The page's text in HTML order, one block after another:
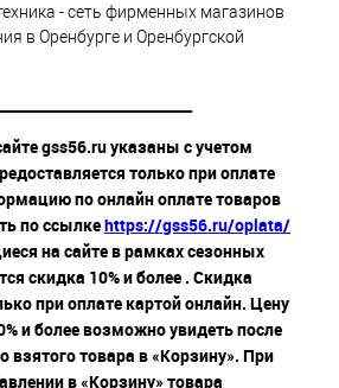
- сеть фирменных магазинов
в Оренбурге и Оренбургской
gss56.ru указаны с учетом
только при оплате
по онлайн оплате товаров
по ссылкеhttps://gss56.ru/oplata/
на сайте в рамках сезонных
скидка 10% и более . Скидка
при оплате картой онлайн. Цену
и более возможно увидеть после
взятого товара в «Корзину». При
в «Корзину» товара